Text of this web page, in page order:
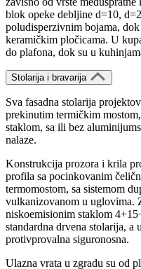
blok opeke debljine d=10,
poludisperzivnim bojama,
keramičkim pločicama. U
do plafona, dok su u
Stolarija i bravarija
Sva fasadna stolarija
prekinutim termičkim
staklom, sa ili bez
nalaze.
Konstrukcija prozora i krila
profila sa pocinkovanim
termomostom, sa sistemom
vulkanizovanom u uglovima.
niskoemisionim staklom
standardna drvena stolarija, a
protivprovalna siguronosna.
Ulazna vrata u zgradu su od